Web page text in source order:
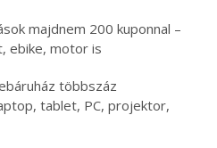
majdnem 200 kuponnal –
ebike, motor is
többszáz
tablet, PC, projektor,